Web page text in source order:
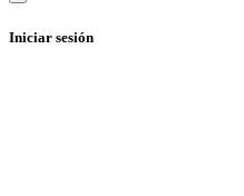
Iniciar sesión